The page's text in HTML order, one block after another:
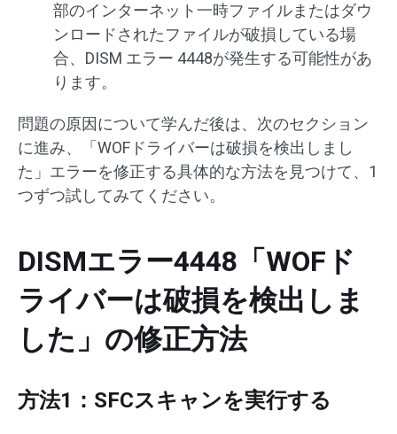
部のインターネット一時ファイルまたはダウ
ンロードされたファイルが破損している場
合、DISM エラー 4448が発生する可能性があ
ります。
問題の原因について学んだ後は、次のセクション
に進み、「WOFドライバーは破損を検出しまし
た」エラーを修正する具体的な方法を見つけて、1
つずつ試してみてください。
DISMエラー4448「WOFド
ライバーは破損を検出しま
した」の修正方法
方法1：SFCスキャンを実行する